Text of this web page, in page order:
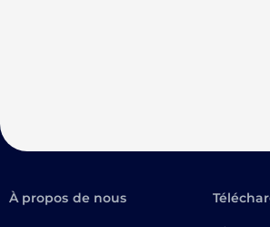
À propos de nous